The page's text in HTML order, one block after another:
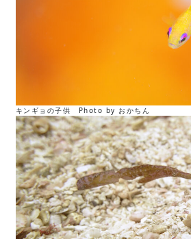
キンギョの子供 Photo by おかちん